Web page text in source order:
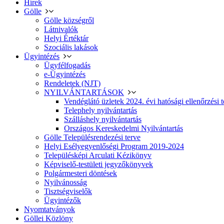
Hírek
Gölle
Gölle községről
Látnivalók
Helyi Értéktár
Szociális lakások
Ügyintézés
Ügyfélfogadás
e-Ügyintézés
Rendeletek (NJT)
NYILVÁNTARTÁSOK
Vendéglátó üzletek 2024. évi hatósági ellenőrzési
Telephely nyilvántartás
Szálláshely nyilvántartás
Országos Kereskedelmi Nyilvántartás
Gölle Településrendezési terve
Helyi Esélyegyenlőségi Program 2019-2024
Településképi Arculati Kézikönyv
Képviselő-testületi jegyzőkönyvek
Polgármesteri döntések
Nyilvánosság
Tisztségviselők
Ügyintézők
Nyomtatványok
Göllei Közlöny